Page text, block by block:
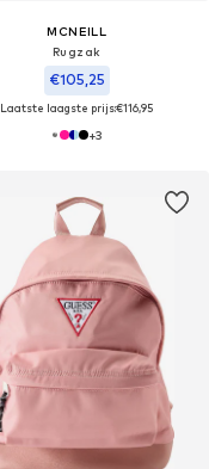
MCNEILL
Rugzak
€105,25
Laatste laagste prijs:€116,95
+3